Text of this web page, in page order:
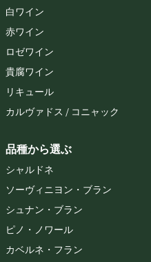
白ワイン
赤ワイン
ロゼワイン
貴腐ワイン
リキュール
カルヴァドス / コニャック
品種から選ぶ
シャルドネ
ソーヴィニヨン・ブラン
シュナン・ブラン
ピノ・ノワール
カベルネ・フラン